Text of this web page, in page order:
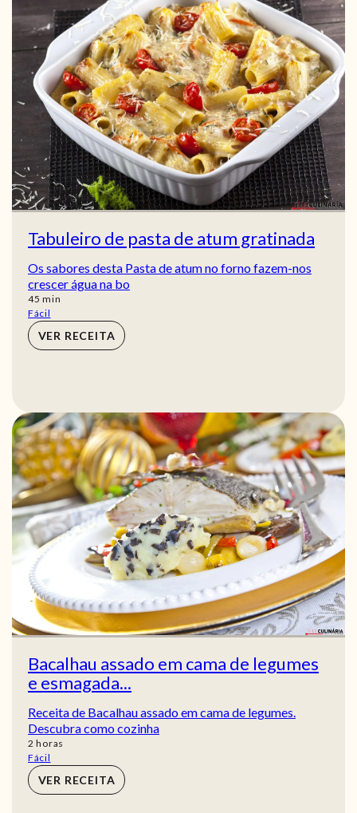
Tabuleiro de pasta de atum gratinada
Os sabores desta Pasta de atum no forno fazem-nos
crescer água na bo
45 min
min
Fácil
VER RECEITA
Bacalhau assado em cama de legumes
e esmagada...
Receita de Bacalhau assado em cama de legumes.
Descubra como cozinha
2 horas
horas
Fácil
VER RECEITA